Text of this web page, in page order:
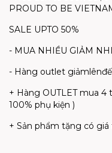
PROUD TO BE
SALE UPTO 50%
- MUA NHIỀU GIẢM
- Hàng outlet giảmlên
+ Hàng OUTLETmua 4
100% phụ kiện )
+ Sản phẩm tặng có giá